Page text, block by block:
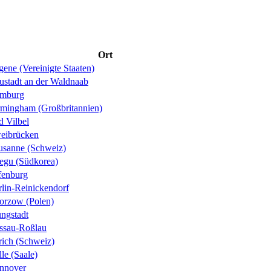
Ort
(Vereinigte Staaten)
an der Waldnaab
(Großbritannien)
Vilbel
(Schweiz)
(Südkorea)
Reinickendorf
(Polen)
Roßlau
(Schweiz)
(Saale)